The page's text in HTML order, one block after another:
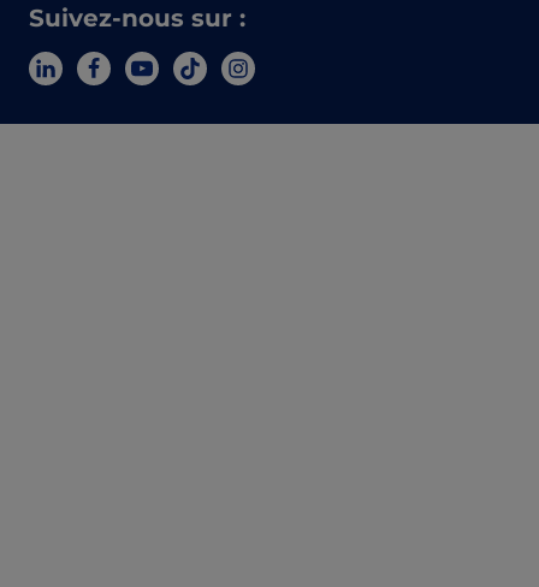
Suivez-nous sur :